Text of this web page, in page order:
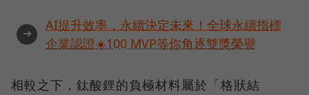
➜
AI提升效率，永續決定未來！全球永續指標
企業認證☀️100 MVP等你角逐雙獎榮譽
相較之下，鈦酸鋰的負極材料屬於「格狀結